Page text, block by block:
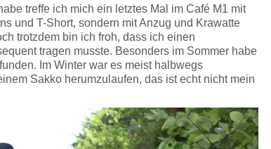
treffe ich mich ein letztes Mal im Café M1 mit
und T-Short, sondern mit Anzug und Krawatte
trotzdem bin ich froh, dass ich einen
tragen musste. Besonders im Sommer habe
Im Winter war es meist halbwegs
Sakko herumzulaufen, das ist echt nicht mein